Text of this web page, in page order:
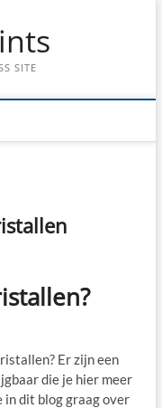
SITE
Er zijn een
die je hier meer
dit blog graag over